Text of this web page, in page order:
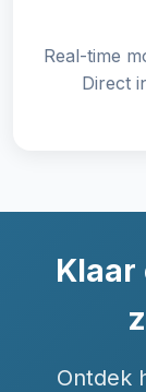
Real-time
Direct
Klaar
Ontdek